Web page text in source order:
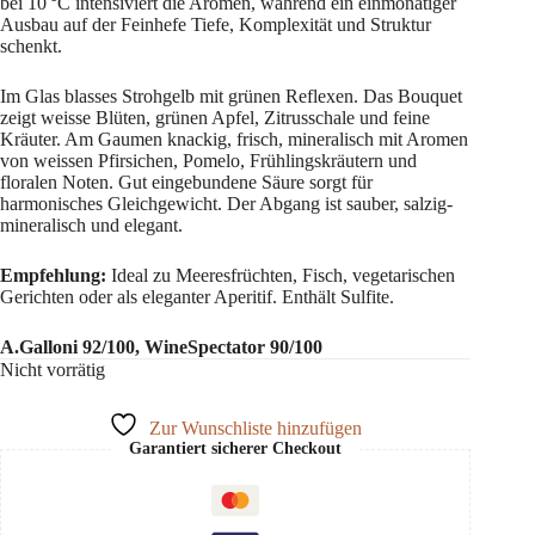
Ausbau auf der Feinhefe Tiefe, Komplexität und Struktur
schenkt.
Im Glas blasses Strohgelb mit grünen Reflexen. Das Bouquet
zeigt weisse Blüten, grünen Apfel, Zitrusschale und feine
Kräuter. Am Gaumen knackig, frisch, mineralisch mit Aromen
von weissen Pfirsichen, Pomelo, Frühlingskräutern und
floralen Noten. Gut eingebundene Säure sorgt für
harmonisches Gleichgewicht. Der Abgang ist sauber, salzig-
mineralisch und elegant.
Empfehlung: Ideal zu Meeresfrüchten, Fisch, vegetarischen
Gerichten oder als eleganter Aperitif. Enthält Sulfite.
A.Galloni 92/100, WineSpectator 90/100
Nicht vorrätig
Zur Wunschliste hinzufügen
Garantiert sicherer Checkout